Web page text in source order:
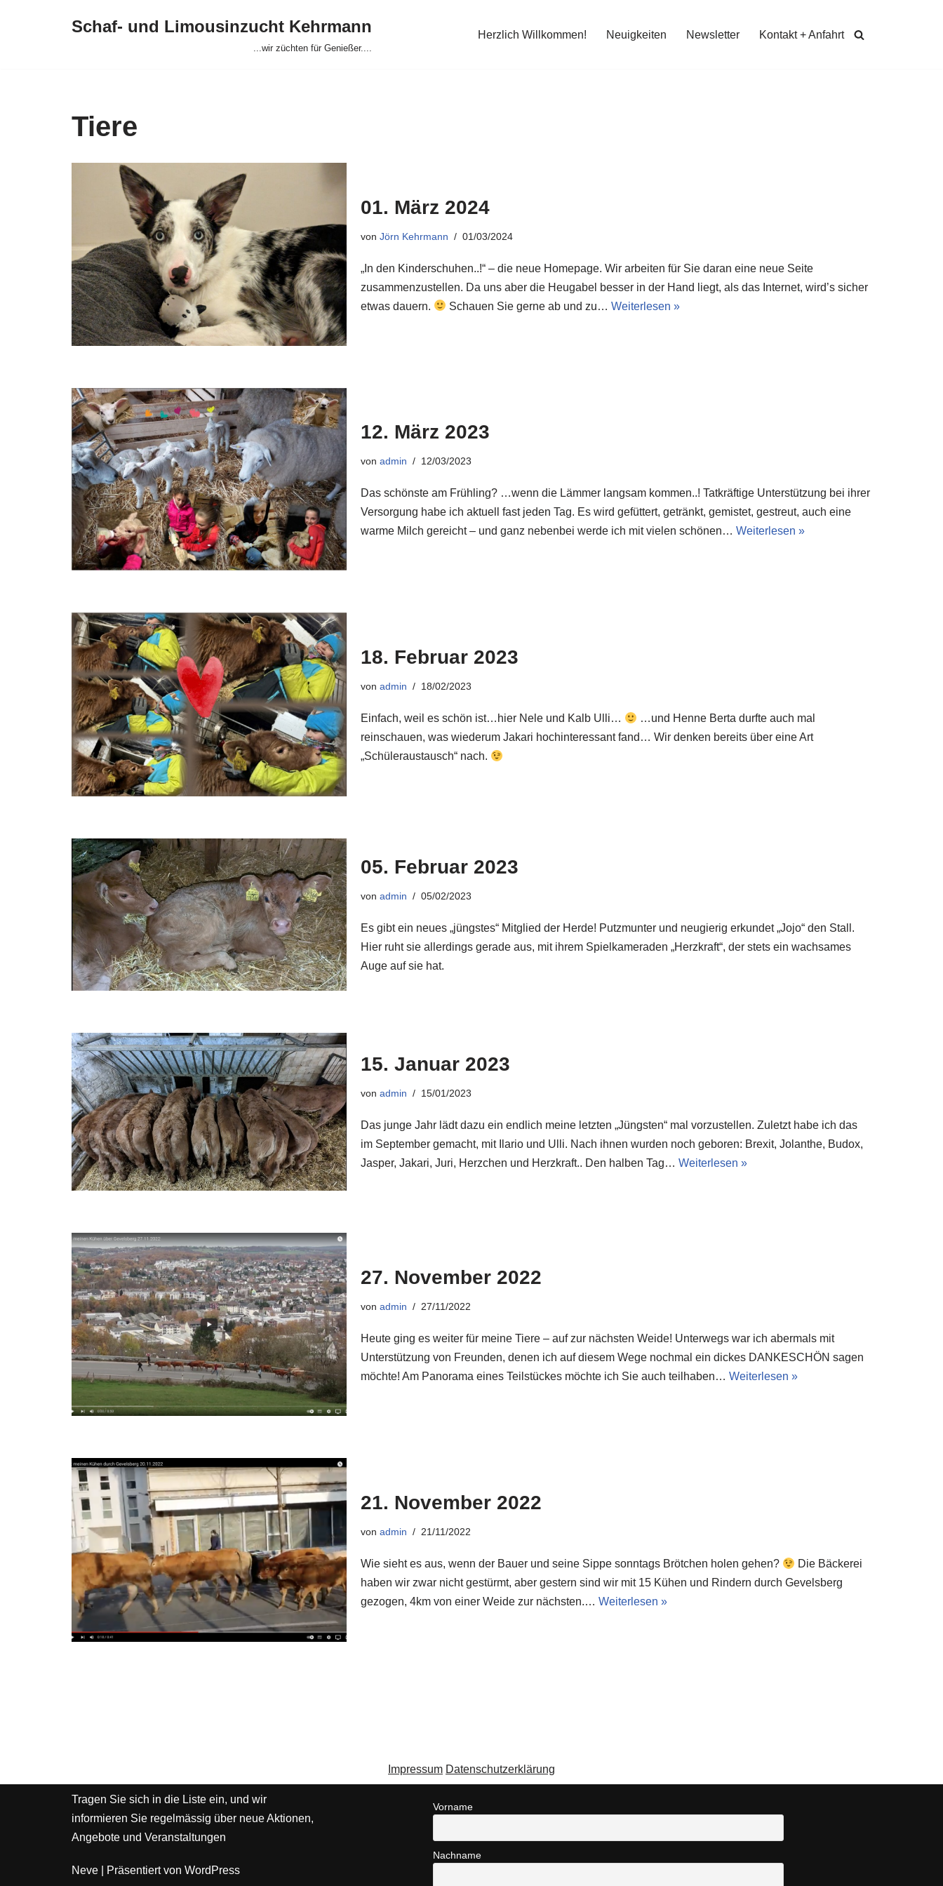
Schaf- und Limousinzucht Kehrmann
...wir züchten für Genießer....
Herzlich Willkommen! Neuigkeiten Newsletter Kontakt + Anfahrt
Tiere
01. März 2024
von Jörn Kehrmann 01/03/2024
„In den Kinderschuhen..!“ – die neue Homepage. Wir arbeiten für Sie daran eine neue Seite
zusammenzustellen. Da uns aber die Heugabel besser in der Hand liegt, als das Internet, wird’s sicher
etwas dauern.
Schauen Sie gerne ab und zu…Weiterlesen »
12. März 2023
von admin 12/03/2023
Das schönste am Frühling? …wenn die Lämmer langsam kommen..! Tatkräftige Unterstützung bei ihrer
Versorgung habe ich aktuell fast jeden Tag. Es wird gefüttert, getränkt, gemistet, gestreut, auch eine
warme Milch gereicht – und ganz nebenbei werde ich mit vielen schönen… Weiterlesen »
18. Februar 2023
von admin 18/02/2023
Einfach, weil es schön ist…hier Nele und Kalb Ulli…
…und Henne Berta durfte auch mal
reinschauen, was wiederum Jakari hochinteressant fand… Wir denken bereits über eine Art
„Schüleraustausch“ nach.
05. Februar 2023
von admin 05/02/2023
Es gibt ein neues „jüngstes“ Mitglied der Herde! Putzmunter und neugierig erkundet „Jojo“ den Stall.
Hier ruht sie allerdings gerade aus, mit ihrem Spielkameraden „Herzkraft“, der stets ein wachsames
Auge auf sie hat.
15. Januar 2023
von admin 15/01/2023
Das junge Jahr lädt dazu ein endlich meine letzten „Jüngsten“ mal vorzustellen. Zuletzt habe ich das
im September gemacht, mit Ilario und Ulli. Nach ihnen wurden noch geboren: Brexit, Jolanthe, Budox,
Jasper, Jakari, Juri, Herzchen und Herzkraft.. Den halben Tag… Weiterlesen »
27. November 2022
von admin 27/11/2022
Heute ging es weiter für meine Tiere – auf zur nächsten Weide! Unterwegs war ich abermals mit
Unterstützung von Freunden, denen ich auf diesem Wege nochmal ein dickes DANKESCHÖN sagen
möchte! Am Panorama eines Teilstückes möchte ich Sie auch teilhaben… Weiterlesen »
21. November 2022
von admin 21/11/2022
Wie sieht es aus, wenn der Bauer und seine Sippe sonntags Brötchen holen gehen?
Die Bäckerei
haben wir zwar nicht gestürmt, aber gestern sind wir mit 15 Kühen und Rindern durch Gevelsberg
gezogen, 4km von einer Weide zur nächsten.… Weiterlesen »
Impressum Datenschutzerklärung
Tragen Sie sich in die Liste ein, und wir
informieren Sie regelmässig über neue Aktionen,
Angebote und Veranstaltungen
Neve | Präsentiert von WordPress
Vorname
Nachname